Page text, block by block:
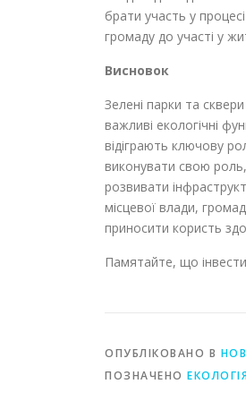
брати участь у
громаду до участі у
Висновок
Зелені парки та
важливі екологічні
відіграють ключову
виконувати свою роль,
розвивати
місцевої влади,
приносити користь
Памятайте, що
ОПУБЛІКОВАНО В
ПОЗНАЧЕНО